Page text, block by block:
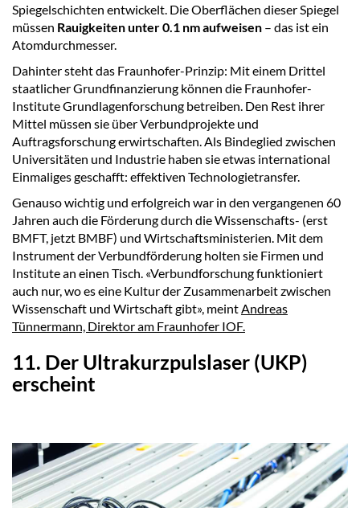
Spiegelschichten entwickelt. Die Oberflächen dieser Spiegel
müssen Rauigkeiten unter 0.1 nm aufweisen – das ist ein
Atomdurchmesser.
Dahinter steht das Fraunhofer-Prinzip: Mit einem Drittel
staatlicher Grundfinanzierung können die Fraunhofer-
Institute Grundlagenforschung betreiben. Den Rest ihrer
Mittel müssen sie über Verbundprojekte und
Auftragsforschung erwirtschaften. Als Bindeglied zwischen
Universitäten und Industrie haben sie etwas international
Einmaliges geschafft: effektiven Technologietransfer.
Genauso wichtig und erfolgreich war in den vergangenen 60
Jahren auch die Förderung durch die Wissenschafts- (erst
BMFT, jetzt BMBF) und Wirtschaftsministerien. Mit dem
Instrument der Verbundförderung holten sie Firmen und
Institute an einen Tisch. «Verbundforschung funktioniert
auch nur, wo es eine Kultur der Zusammenarbeit zwischen
Wissenschaft und Wirtschaft gibt», meintAndreas
Tünnermann, Direktor am Fraunhofer IOF.
11. Der Ultrakurzpulslaser (UKP)
erscheint